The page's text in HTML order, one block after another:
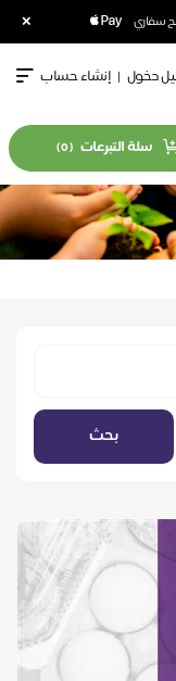
سفاري ×
دخول | إنشاء حساب
سلة التبرعات (
0
)
بحث